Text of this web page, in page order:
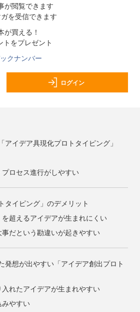
が閲覧できます
を受信できます
が買える！
をプレゼント
クナンバー
ログイン
アイデア具現化プロトタイピング」
ロセス進行がしやすい
タイピング」のデメリット
超えるアイデアが生まれにくい
だという勘違いが起きやすい
発想が出やすい「アイデア創出プロト
れたアイデアが生まれやすい
やすい